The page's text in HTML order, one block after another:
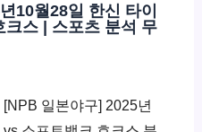
10월28일 한신 타이
스 | 스포츠 분석 무
일본야구] 2025년